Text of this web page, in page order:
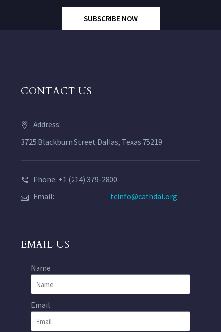
SUBSCRIBE NOW
CONTACT US
Address:
3725 Blackburn Street Dallas, Texas 75219
Phone: +1 (214) 379-2800
Email:
tcinfo@cathdal.org
EMAIL US
Name
Email